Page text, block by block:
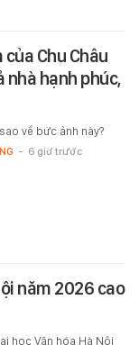
Chu Châu
nhà hạnh phúc,
về bức ảnh này?
- 6 giờ trước
năm 2026 cao
học Văn hóa Hà Nội